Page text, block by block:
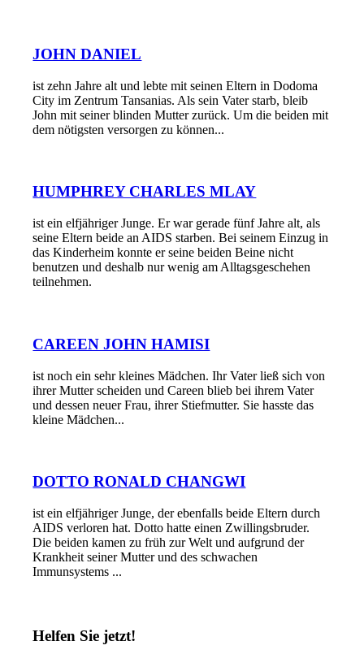
JOHN DANIEL
ist zehn Jahre alt und lebte mit seinen Eltern in Dodoma
City im Zentrum Tansanias. Als sein Vater starb, bleib
John mit seiner blinden Mutter zurück. Um die beiden mit
dem nötigsten versorgen zu können...
HUMPHREY CHARLES MLAY
ist ein elfjähriger Junge. Er war gerade fünf Jahre alt, als
seine Eltern beide an AIDS starben. Bei seinem Einzug in
das Kinderheim konnte er seine beiden Beine nicht
benutzen und deshalb nur wenig am Alltagsgeschehen
teilnehmen.
CAREEN JOHN HAMISI
ist noch ein sehr kleines Mädchen. Ihr Vater ließ sich von
ihrer Mutter scheiden und Careen blieb bei ihrem Vater
und dessen neuer Frau, ihrer Stiefmutter. Sie hasste das
kleine Mädchen...
DOTTO RONALD CHANGWI
ist ein elfjähriger Junge, der ebenfalls beide Eltern durch
AIDS verloren hat. Dotto hatte einen Zwillingsbruder.
Die beiden kamen zu früh zur Welt und aufgrund der
Krankheit seiner Mutter und des schwachen
Immunsystems ...
Helfen Sie jetzt!